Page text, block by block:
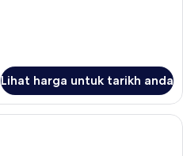
Lihat harga untuk tarikh anda
20 inci televisyen skrin rata dengan